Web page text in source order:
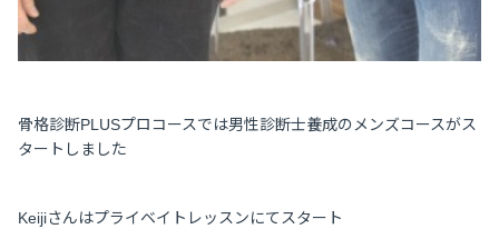
骨格診断PLUSプロコースでは男性診断士養成のメンズコースがス
タートしました
Keijiさんはプライベイトレッスンにてスタート